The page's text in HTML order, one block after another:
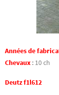
Années de
Chevaux : 10 ch
Deutz f1l612